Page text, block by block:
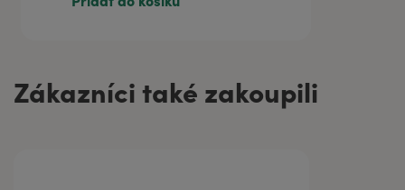
Zákazníci také zakoupili